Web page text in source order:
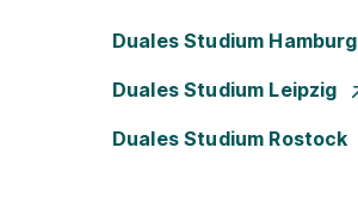
Duales Studium Hamburg
Duales Studium Leipzig
Duales Studium Rostock